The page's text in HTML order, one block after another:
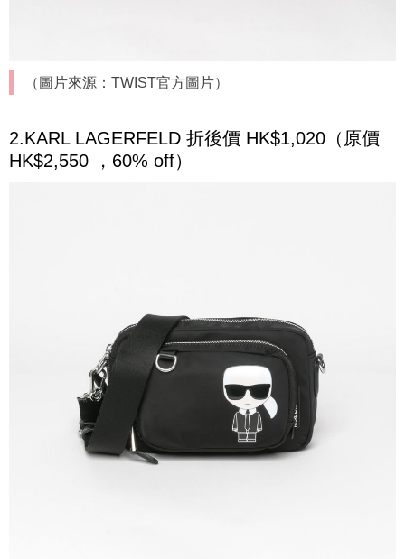
（圖片來源：TWIST官方圖片）
2.KARL LAGERFELD 折後價 HK$1,020（原價
HK$2,550 ，60% off）